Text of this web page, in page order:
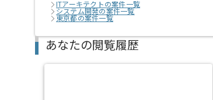
ITアーキテクトの案件一覧
システム開発の案件一覧
東京都の案件一覧
あなたの閲覧履歴